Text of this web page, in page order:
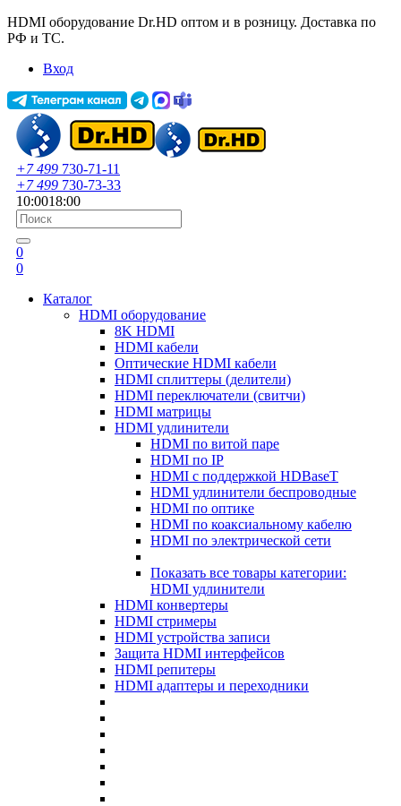
HDMI оборудование Dr.HD оптом и в розницу. Доставка по
РФ и ТС.
Вход
+7 499 730-71-11
+7 499 730-73-33
10:0018:00
0
0
Каталог
HDMI оборудование
8K HDMI
HDMI кабели
Оптические HDMI кабели
HDMI сплиттеры (делители)
HDMI переключатели (свитчи)
HDMI матрицы
HDMI удлинители
HDMI по витой паре
HDMI по IP
HDMI с поддержкой HDBaseT
HDMI удлинители беспроводные
HDMI по оптике
HDMI по коаксиальному кабелю
HDMI по электрической сети
Показать все товары категории:
HDMI удлинители
HDMI конвертеры
HDMI стримеры
HDMI устройства записи
Защита HDMI интерфейсов
HDMI репитеры
HDMI адаптеры и переходники